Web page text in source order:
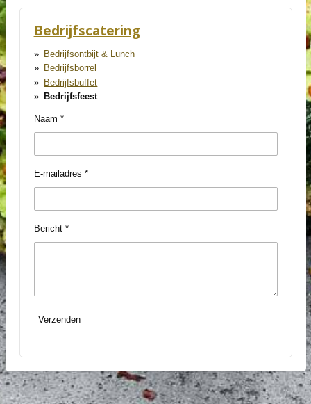
Bedrijfscatering
Bedrijfsontbijt & Lunch
Bedrijfsborrel
Bedrijfsbuffet
Bedrijfsfeest
Naam *
E-mailadres *
Bericht *
Verzenden